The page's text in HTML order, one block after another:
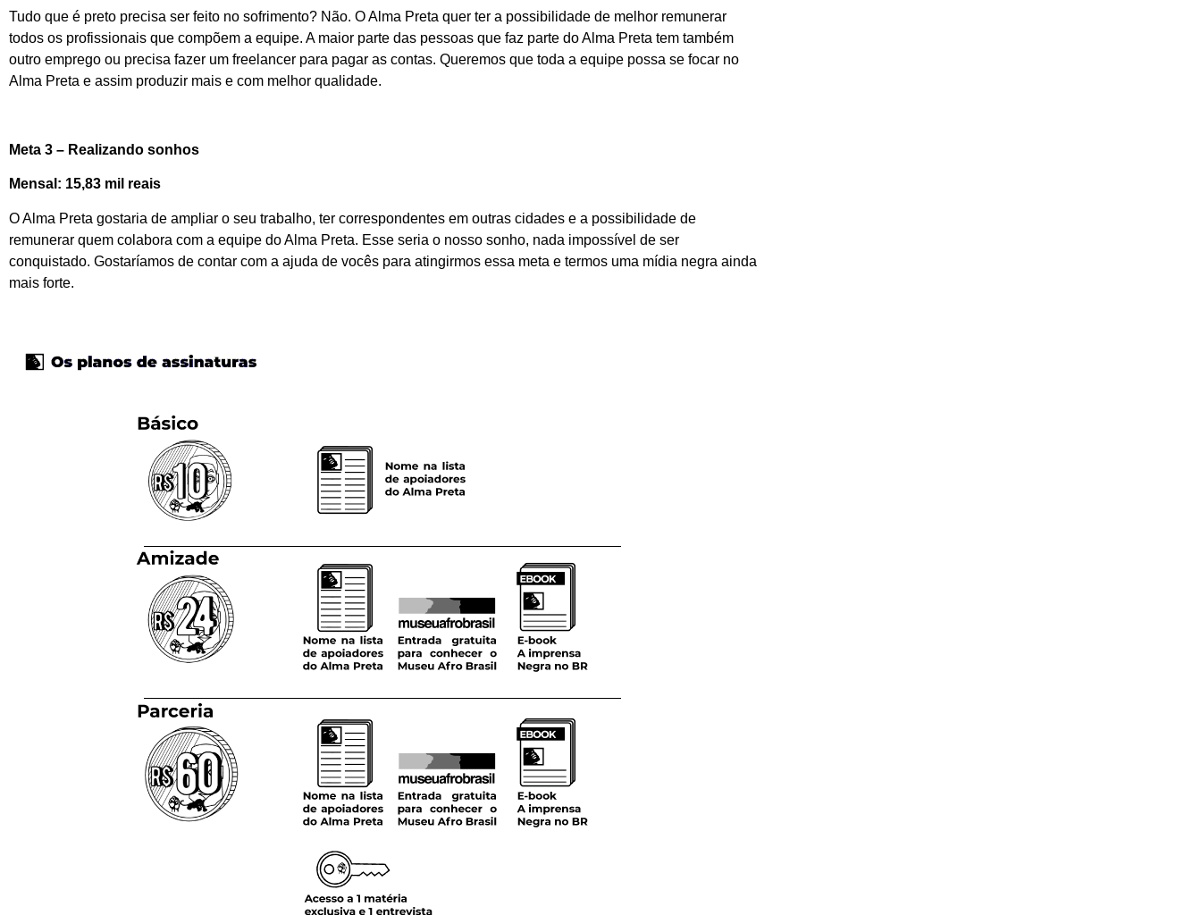
Tudo que é preto precisa ser feito no sofrimento? Não. O Alma Preta quer ter a possibilidade de melhor remunerar
todos os profissionais que compõem a equipe. A maior parte das pessoas que faz parte do Alma Preta tem também
outro emprego ou precisa fazer um freelancer para pagar as contas. Queremos que toda a equipe possa se focar no
Alma Preta e assim produzir mais e com melhor qualidade.
Meta 3 – Realizando sonhos
Mensal: 15,83 mil reais
O Alma Preta gostaria de ampliar o seu trabalho, ter correspondentes em outras cidades e a possibilidade de
remunerar quem colabora com a equipe do Alma Preta. Esse seria o nosso sonho, nada impossível de ser
conquistado. Gostaríamos de contar com a ajuda de vocês para atingirmos essa meta e termos uma mídia negra ainda
mais forte.